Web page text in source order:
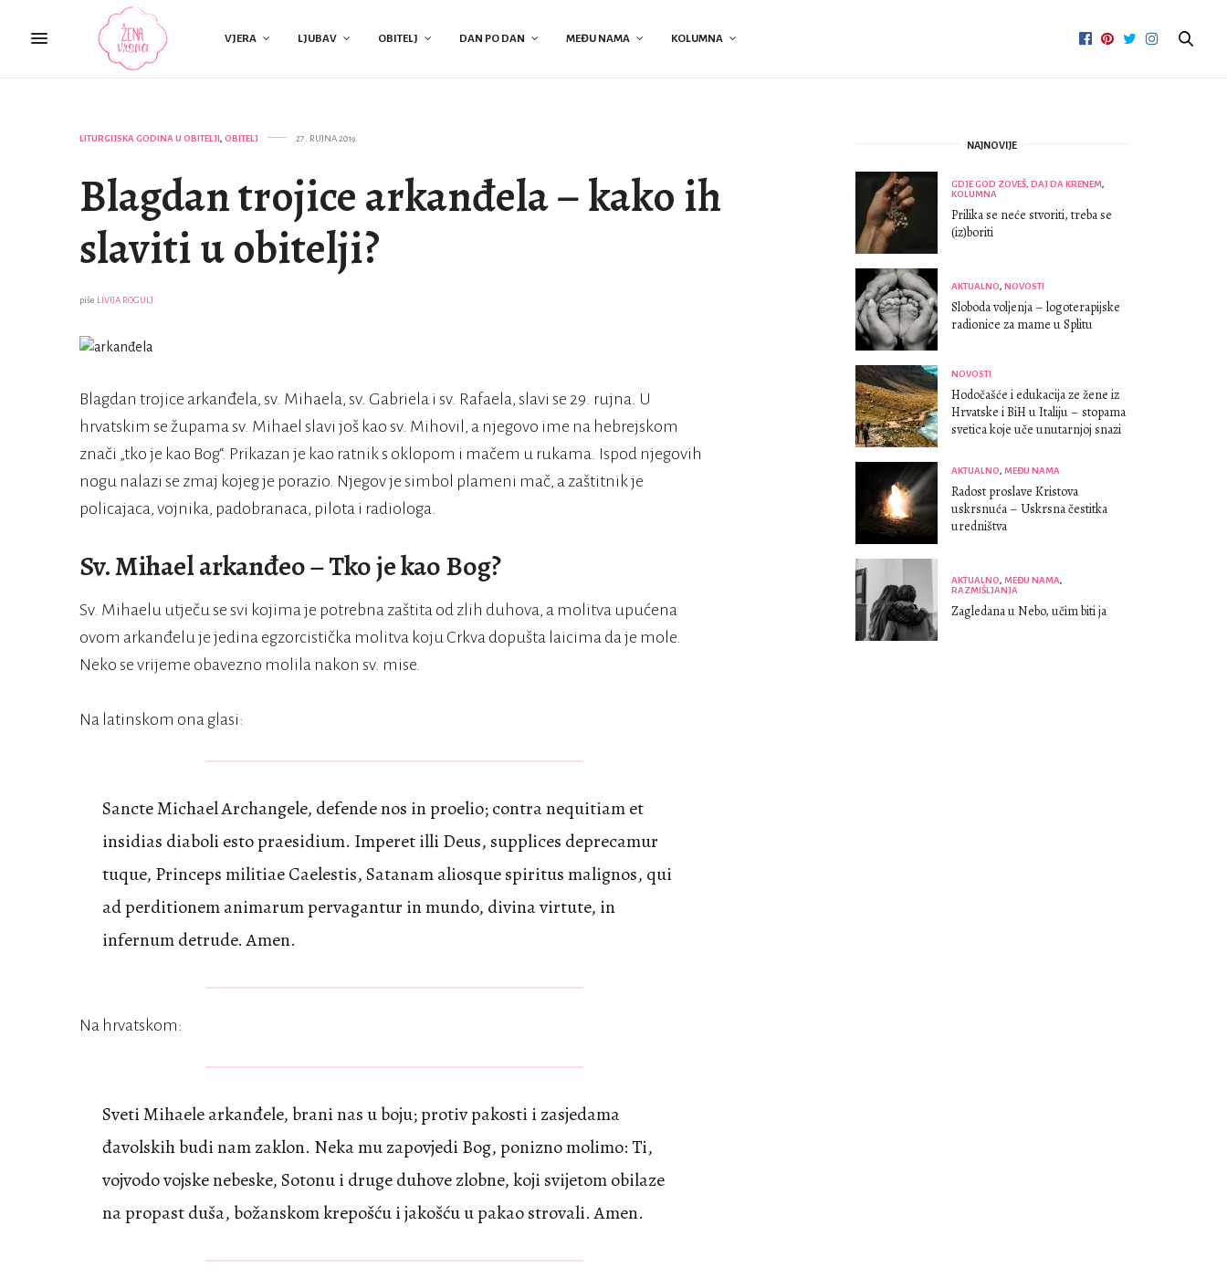
VJERA LJUBAV OBITELJ DAN PO DAN MEĐU NAMA KOLUMNA
LITURGIJSKA GODINA U OBITELJI, OBITELJ 27. RUJNA 2019.
Blagdan trojice arkanđela – kako ih
slaviti u obitelji?
piše LIVIJA ROGULJ
Blagdan trojice arkanđela, sv. Mihaela, sv. Gabriela i sv. Rafaela, slavi se 29. rujna. U
hrvatskim se župama sv. Mihael slavi još kao sv. Mihovil, a njegovo ime na hebrejskom
znači „tko je kao Bog“. Prikazan je kao ratnik s oklopom i mačem u rukama. Ispod njegovih
nogu nalazi se zmaj kojeg je porazio. Njegov je simbol plameni mač, a zaštitnik je
policajaca, vojnika, padobranaca, pilota i radiologa.
Sv. Mihael arkanđeo – Tko je kao Bog?
Sv. Mihaelu utječu se svi kojima je potrebna zaštita od zlih duhova, a molitva upućena
ovom arkanđelu je jedina egzorcistička molitva koju Crkva dopušta laicima da je mole.
Neko se vrijeme obavezno molila nakon sv. mise.
Na latinskom ona glasi:
Sancte Michael Archangele, defende nos in proelio; contra nequitiam et
insidias diaboli esto praesidium. Imperet illi Deus, supplices deprecamur
tuque, Princeps militiae Caelestis, Satanam aliosque spiritus malignos, qui
ad perditionem animarum pervagantur in mundo, divina virtute, in
infernum detrude. Amen.
Na hrvatskom:
Sveti Mihaele arkanđele, brani nas u boju; protiv pakosti i zasjedama
đavolskih budi nam zaklon. Neka mu zapovjedi Bog, ponizno molimo: Ti,
vojvodo vojske nebeske, Sotonu i druge duhove zlobne, koji svijetom obilaze
na propast duša, božanskom krepošću i jakošću u pakao strovali. Amen.
NAJNOVIJE
GDJE GOD ZOVEŠ, DAJ DA KRENEM,
KOLUMNA
Prilika se neće stvoriti, treba se
(iz)boriti
AKTUALNO, NOVOSTI
Sloboda voljenja – logoterapijske
radionice za mame u Splitu
NOVOSTI
Hodočašće i edukacija ze žene iz
Hrvatske i BiH u Italiju – stopama
svetica koje uče unutarnjoj snazi
AKTUALNO, MEĐU NAMA
Radost proslave Kristova
uskrsnuća – Uskrsna čestitka
uredništva
AKTUALNO, MEĐU NAMA,
RAZMIŠLJANJA
Zagledana u Nebo, učim biti ja